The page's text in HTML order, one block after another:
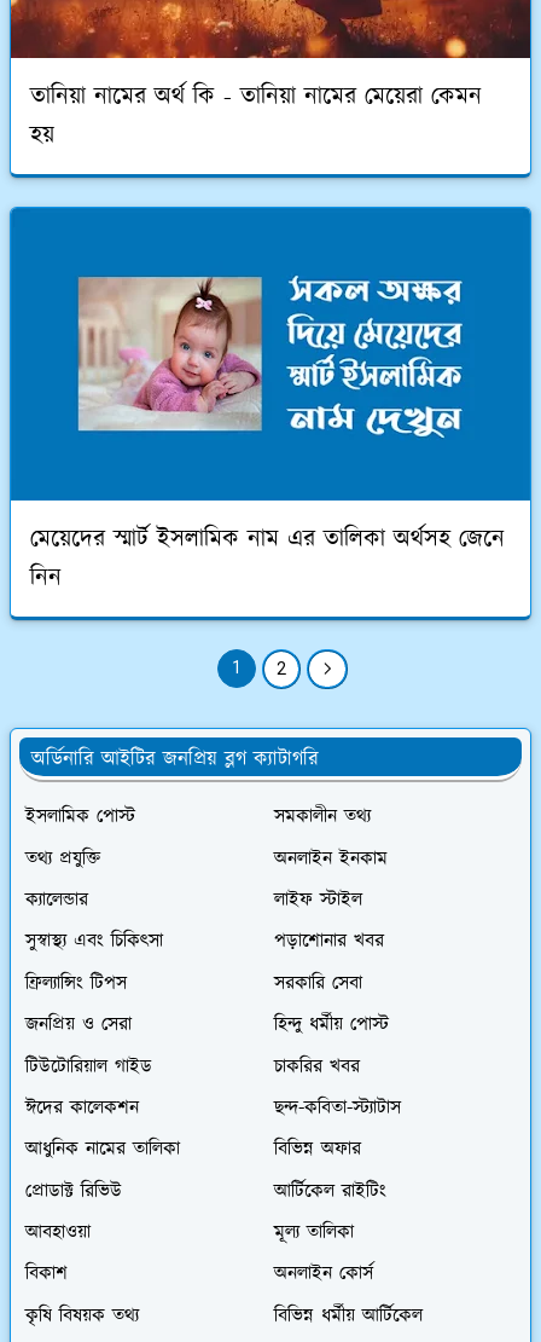
তানিয়া নামের অর্থ কি - তানিয়া নামের মেয়েরা কেমন
হয়
মেয়েদের স্মার্ট ইসলামিক নাম এর তালিকা অর্থসহ জেনে
নিন
1 2
অর্ডিনারি আইটির জনপ্রিয় ব্লগ ক্যাটাগরি
ইসলামিক পোস্ট
সমকালীন তথ্য
তথ্য প্রযুক্তি
অনলাইন ইনকাম
ক্যালেন্ডার
লাইফ স্টাইল
সুস্বাস্থ্য এবং চিকিৎসা
পড়াশোনার খবর
ফ্রিল্যান্সিং টিপস
সরকারি সেবা
জনপ্রিয় ও সেরা
হিন্দু ধর্মীয় পোস্ট
টিউটোরিয়াল গাইড
চাকরির খবর
ঈদের কালেকশন
ছন্দ-কবিতা-স্ট্যাটাস
আধুনিক নামের তালিকা
বিভিন্ন অফার
প্রোডাক্ট রিভিউ
আর্টিকেল রাইটিং
আবহাওয়া
মূল্য তালিকা
বিকাশ
অনলাইন কোর্স
কৃষি বিষয়ক তথ্য
বিভিন্ন ধর্মীয় আর্টিকেল